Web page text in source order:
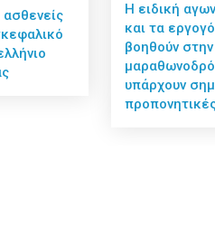
Η ειδική
και τα
βοηθούν
υπάρχουν